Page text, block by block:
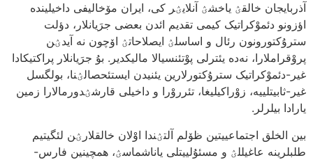
آذربایجان خالقؽ یاخشؽ آنلایؽر کی، ایران مۆخالیفی داخیلینده
اؤزونو دئموْکراتیک کیمی تقدیم ائدن بعضی جرَیانلار، دؤلت
سترۇکتورونون رئال و اساسلؽ ایصلاحاتؽ اۆچون نه آیدؽن
پروْقراملارا، نه‌ده یئترلی پوْتئنسیالا مالیکدیر. بۇ جرَیانلار پراکتیکادا
غیر-دئموْکراتیک سترۇکتورلارین یئنیدن ایستئحصالؽنا، بولگسل
غیر-ثابیتلییه، زوْراکیلیغا، تئرروْرا و داخیلی قارشؽدورمالارا زمین
یارادا بیلرلر.
بین الخلق اجتماعییتین ظۆلم آلتؽندا اوْلان خالقلارؽن لئگیتیم
طلبلرینه عاغیللؽ و مسئۇلییتلی یاناشماسؽ، همچینین فارس-